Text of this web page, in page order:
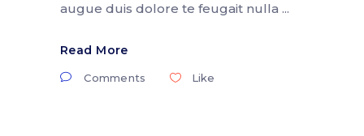
augue duis dolore te feugait nulla
Read More
Comments Like